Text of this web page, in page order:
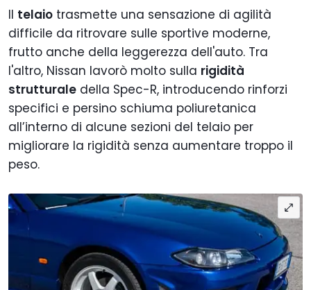
Il telaio trasmette una sensazione di agilità
difficile da ritrovare sulle sportive moderne,
frutto anche della leggerezza dell'auto. Tra
l'altro, Nissan lavorò molto sulla rigidità
strutturale della Spec-R, introducendo rinforzi
specifici e persino schiuma poliuretanica
all’interno di alcune sezioni del telaio per
migliorare la rigidità senza aumentare troppo il
peso.